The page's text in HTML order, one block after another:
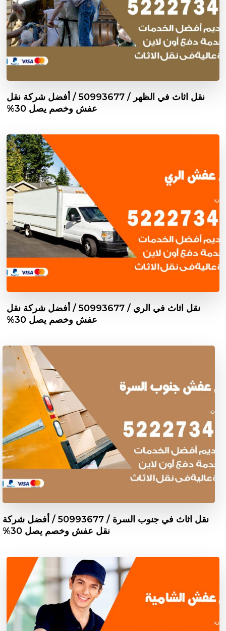
نقل اثاث في الظهر / 50993677 / أفضل شركة نقل
عفش وخصم يصل 30%
نقل اثاث في الري / 50993677 / أفضل شركة نقل
عفش وخصم يصل 30%
نقل اثاث في جنوب السرة / 50993677 / أفضل شركة
نقل عفش وخصم يصل 30%